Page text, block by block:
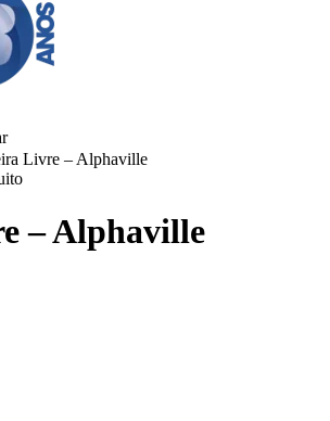
Livre – Alphaville
– Alphaville